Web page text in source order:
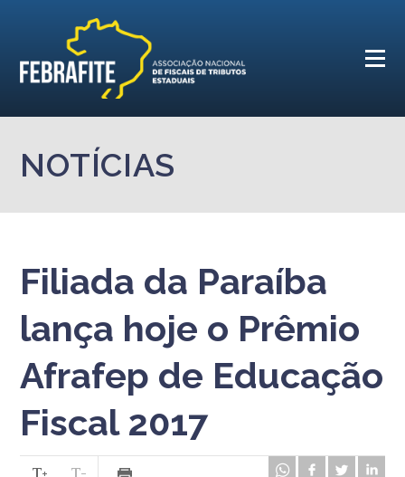
NOTÍCIAS
Filiada da Paraíba
lança hoje o Prêmio
Afrafep de Educação
Fiscal 2017